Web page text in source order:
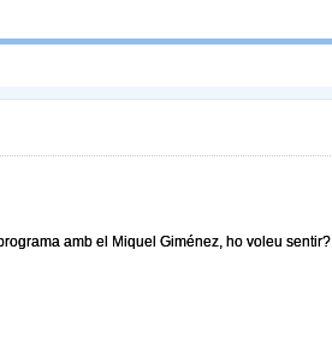
amb el Miquel Giménez, ho voleu sentir?